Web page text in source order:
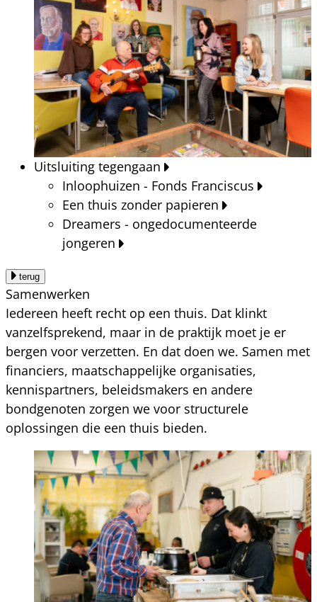
Uitsluiting tegengaan
Inloophuizen - Fonds Franciscus
Een thuis zonder papieren
Dreamers - ongedocumenteerde
jongeren
terug
Samenwerken
Iedereen heeft recht op een thuis. Dat klinkt
vanzelfsprekend, maar in de praktijk moet je er
bergen voor verzetten. En dat doen we. Samen met
financiers, maatschappelijke organisaties,
kennispartners, beleidsmakers en andere
bondgenoten zorgen we voor structurele
oplossingen die een thuis bieden.